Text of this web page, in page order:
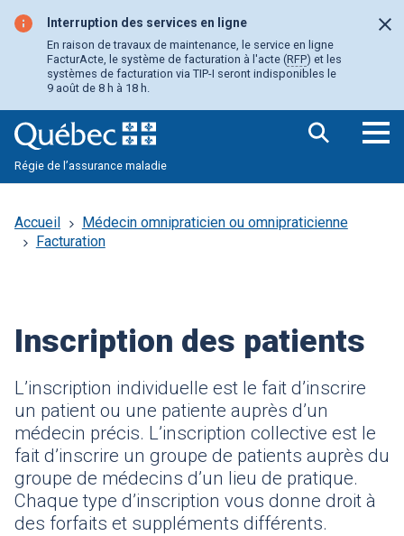
contenu
principal
Interruption des services en ligne
En raison de travaux de maintenance, le service en ligne
FacturActe, le système de facturation à l'acte (RFP) et les
systèmes de facturation via TIP-I seront indisponibles le
9 août de 8 h à 18 h.
Régie de l’assurance maladie
Accueil
Médecin omnipraticien ou omnipraticienne
Facturation
Inscription des patients
L’inscription individuelle est le fait d’inscrire
un patient ou une patiente auprès d’un
médecin précis. L’inscription collective est le
fait d’inscrire un groupe de patients auprès du
groupe de médecins d’un lieu de pratique.
Chaque type d’inscription vous donne droit à
des forfaits et suppléments différents.